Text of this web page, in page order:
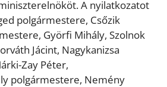
A nyilatkozatot
polgármestere, Csőzik
Györfi Mihály, Szolnok
Jácint, Nagykanizsa
Zay Péter,
polgármestere, Nemény